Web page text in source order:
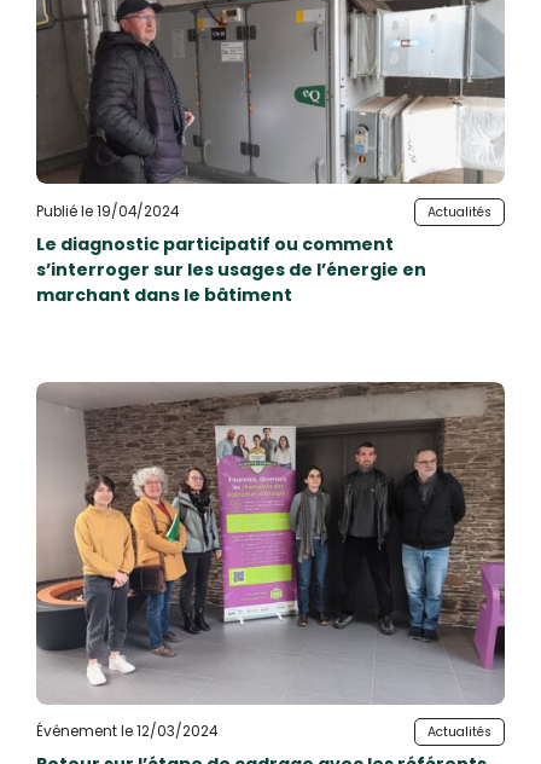
Publié le 19/04/2024 Actualités
Le diagnostic participatif ou comment
s’interroger sur les usages de l’énergie en
marchant dans le bâtiment
Événement le 12/03/2024 Actualités